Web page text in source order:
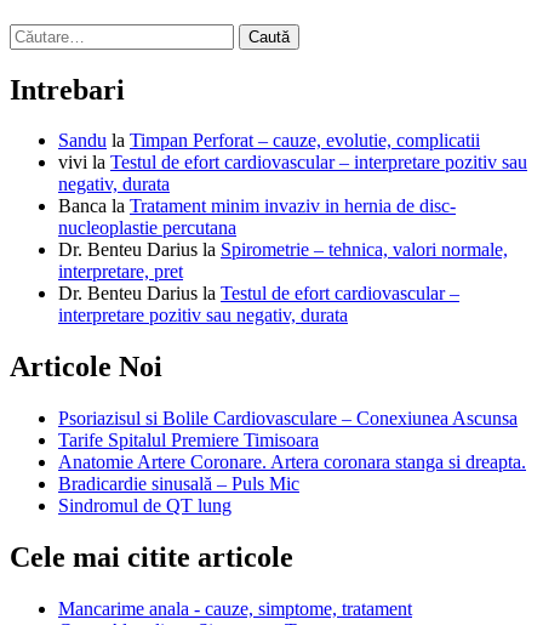
Caută
după:
Intrebari
Sandu la Timpan Perforat – cauze, evolutie, complicatii
vivi la Testul de efort cardiovascular – interpretare pozitiv sau
negativ, durata
Banca la Tratament minim invaziv in hernia de disc-
nucleoplastie percutana
Dr. Benteu Darius la Spirometrie – tehnica, valori normale,
interpretare, pret
Dr. Benteu Darius la Testul de efort cardiovascular –
interpretare pozitiv sau negativ, durata
Articole Noi
Psoriazisul si Bolile Cardiovasculare – Conexiunea Ascunsa
Tarife Spitalul Premiere Timisoara
Anatomie Artere Coronare. Artera coronara stanga si dreapta.
Bradicardie sinusală – Puls Mic
Sindromul de QT lung
Cele mai citite articole
Mancarime anala - cauze, simptome, tratament